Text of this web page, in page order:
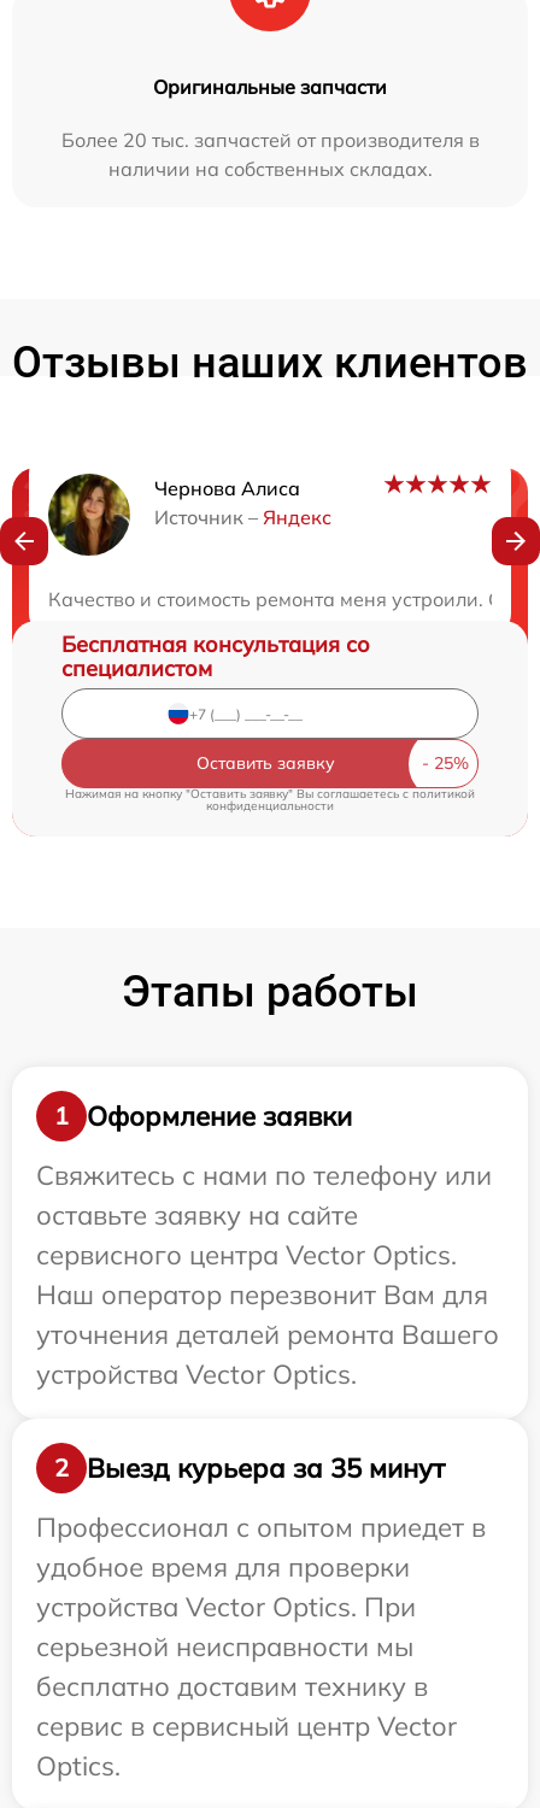
Оригинальные запчасти
Более 20 тыс. запчастей от производителя в
наличии на собственных складах.
Отзывы наших клиентов
Чернова Алиса
Источник – Яндекс
Качество и стоимость ремонта меня устроили.
Нужна консультация?
Бесплатная консультация со
специалистом
Оставить заявку
Нажимая на кнопку "Оставить заявку" Вы соглашаетесь c политикой
конфиденциальности
Этапы работы
1
Оформление заявки
Свяжитесь с нами по телефону или
оставьте заявку на сайте
сервисного центра Vector Optics.
Наш оператор перезвонит Вам для
уточнения деталей ремонта Вашего
устройства Vector Optics.
2
Выезд курьера за 35 минут
Профессионал с опытом приедет в
удобное время для проверки
устройства Vector Optics. При
серьезной неисправности мы
бесплатно доставим технику в
сервис в сервисный центр Vector
Optics.